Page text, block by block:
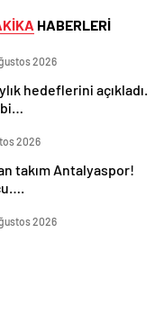
HABERLERİ
2026
hedeflerini açıkladı.
2026
takım Antalyaspor!
2026